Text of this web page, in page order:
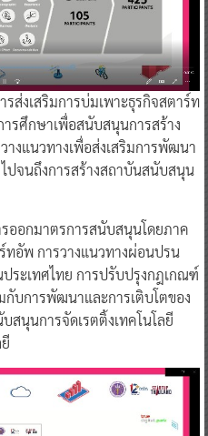
รส่งเสริมการบ่มเพาะธุรกิจสตาร์ท
รศึกษาเพื่อสนับสนุนการสร้าง
างแนวทางเพื่อส่งเสริมการพัฒนา
ปจนถึงการสร้างสถาบันสนับสนุน
รออกมาตรการสนับสนุนโดยภาค
ทอัพ การวางแนวทางผ่อนปรน
ระเทศไทย การปรับปรุงกฎเกณฑ์
กับการพัฒนาและการเติบโตของ
สนุนการจัดเรตติ้งเทคโนโลยี